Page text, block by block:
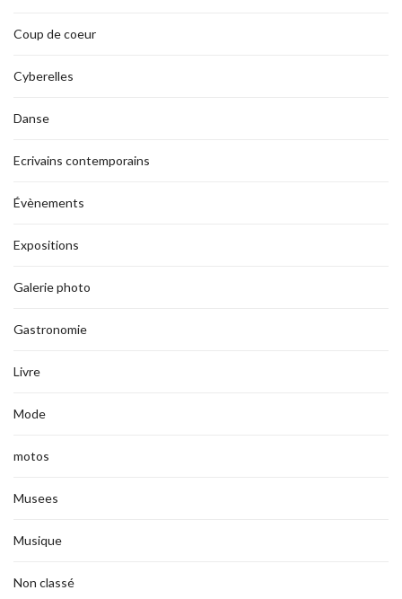
Coup de coeur
Cyberelles
Danse
Ecrivains contemporains
Évènements
Expositions
Galerie photo
Gastronomie
Livre
Mode
motos
Musees
Musique
Non classé